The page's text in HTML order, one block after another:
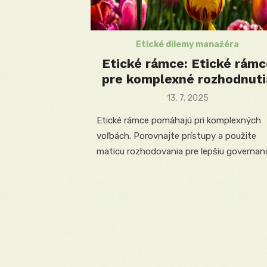
Etické dilemy manažéra
Etické rámce: Etické
pre komplexné
Posted
13. 7. 2025
Etické rámce pomáhajú pri komplexných
voľbách. Porovnajte prístupy a použite
maticu rozhodovania pre lepšiu